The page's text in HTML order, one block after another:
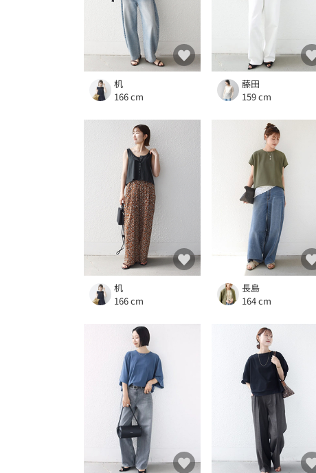
机
166 cm
藤田
159 cm
机
166 cm
長島
164 cm